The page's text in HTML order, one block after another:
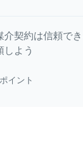
介契約は信頼で
しよう
イント